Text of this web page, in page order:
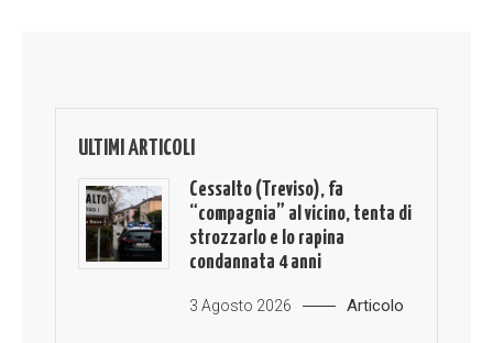
ULTIMI ARTICOLI
Cessalto (Treviso), fa
“compagnia” al vicino, tenta di
strozzarlo e lo rapina
condannata 4 anni
3 Agosto 2026 Articolo